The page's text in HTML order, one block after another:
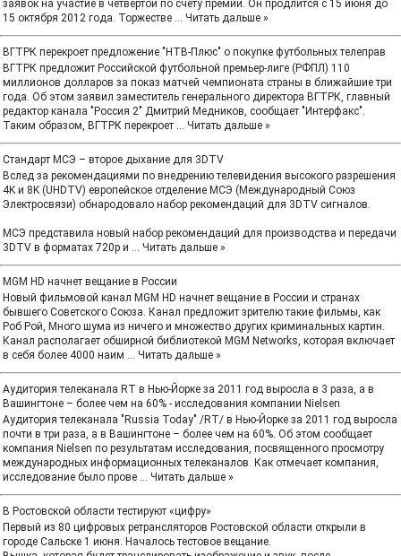
заявок на участие в четвертой по счету премии. Он продлится с 15 июня до
15 октября 2012 года. Торжестве ... Читать дальше »
ВГТРК перекроет предложение "НТВ-Плюс" о покупке футбольных телеправ
ВГТРК предложит Российской футбольной премьер-лиге (РФПЛ) 110
миллионов долларов за показ матчей чемпионата страны в ближайшие три
года. Об этом заявил заместитель генерального директора ВГТРК, главный
редактор канала "Россия 2" Дмитрий Медников, сообщает "Интерфакс".
Таким образом, ВГТРК перекроет ... Читать дальше »
Стандарт МСЭ – второе дыхание для 3DTV
Вслед за рекомендациями по внедрению телевидения высокого разрешения
4K и 8K (UHDTV) европейское отделение МСЭ (Международный Союз
Электросвязи) обнародовало набор рекомендаций для 3DTV сигналов.
МСЭ представила новый набор рекомендаций для производства и передачи
3DTV в форматах 720p и ... Читать дальше »
MGM HD начнет вещание в России
Новый фильмовой канал MGM HD начнет вещание в России и странах
бывшего Советского Союза. Канал предложит зрителю такие фильмы, как
Роб Рой, Много шума из ничего и множество других криминальных картин.
Канал располагает обширной библиотекой MGM Networks, которая включает
в себя более 4000 наим ... Читать дальше »
Аудитория телеканала RT в Нью-Йорке за 2011 год выросла в 3 раза, а в
Вашингтоне – более чем на 60% - исследования компании Nielsen
Аудитория телеканала "Russia Today" /RT/ в Нью-Йорке за 2011 год выросла
почти в три раза, а в Вашингтоне – более чем на 60%. Об этом сообщает
компания Nielsen по результатам исследования, посвященного просмотру
международных информационных телеканалов. Как отмечает компания,
исследование было прове ... Читать дальше »
В Ростовской области тестируют «цифру»
Первый из 80 цифровых ретрансляторов Ростовской области открыли в
городе Сальске 1 июня. Началось тестовое вещание.